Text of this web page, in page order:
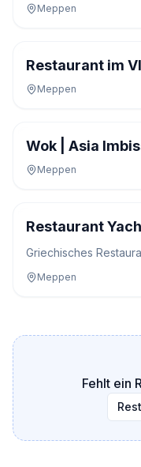
Meppen
Restaurant im
Meppen
Wok | Asia
Meppen
Restaurant
Griechisches
Meppen
Fehlt ein